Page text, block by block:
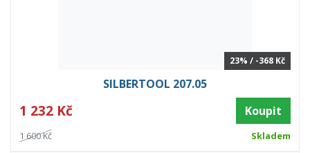
23% / -368 Kč
SILBERTOOL 207.05
1 232 Kč Koupit
1 600 Kč Skladem